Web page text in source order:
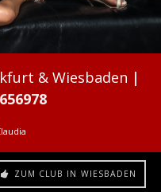
& Wiesbaden
ZUM CLUB IN WIESBADEN